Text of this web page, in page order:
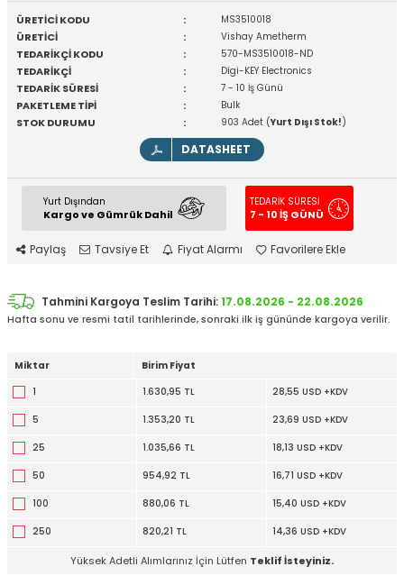
ÜRETİCİ KODU : MS3510018
ÜRETİCİ : Vishay Ametherm
TEDARİKÇİ KODU : 570-MS3510018-ND
TEDARİKÇİ : Digi-KEY Electronics
TEDARİK SÜRESİ : 7 - 10 İş Günü
PAKETLEME TİPİ : Bulk
STOK DURUMU : 903 Adet (Yurt Dışı Stok!)
DATASHEET
Yurt Dışından
Kargo ve Gümrük Dahil
TEDARİK SÜRESİ
7 - 10 İŞ GÜNÜ
Paylaş Tavsiye Et Fiyat Alarmı Favorilere Ekle
Tahmini Kargoya Teslim Tarihi:17.08.2026 - 22.08.2026
Hafta sonu ve resmi tatil tarihlerinde, sonraki ilk iş gününde kargoya verilir.
Miktar
Birim Fiyat
1
1.630,95 TL 28,55 USD +KDV
5 1.353,20 TL 23,69 USD +KDV
25 1.035,66 TL 18,13 USD +KDV
50 954,92 TL 16,71 USD +KDV
100 880,06 TL 15,40 USD +KDV
250 820,21 TL 14,36 USD +KDV
Yüksek Adetli Alımlarınız İçin Lütfen Teklif İsteyiniz.